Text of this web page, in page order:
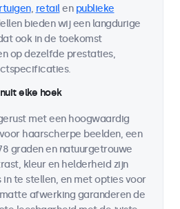
, retailen publieke
bieden wij een langdurige
ook in de toekomst
op dezelfde prestaties,
elke hoek
met een hoogwaardig
haarscherpe beelden, een
graden en natuurgetrouwe
kleur en helderheid zijn
in te stellen, en met opties voor
afwerking garanderen de